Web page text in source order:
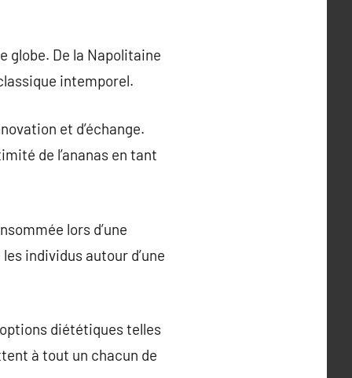
globe. De la Napolitaine
intemporel.
et d’échange.
de l’ananas en tant
lors d’une
individus autour d’une
options diététiques telles
à tout un chacun de